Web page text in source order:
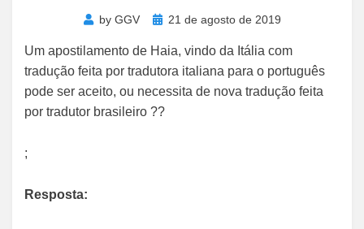
by GGV
Posted21 de agosto de 2019
Um apostilamento de Haia, vindo da Itália com
tradução feita por tradutora italiana para o português
pode ser aceito, ou necessita de nova tradução feita
por tradutor brasileiro ??
;
Resposta: